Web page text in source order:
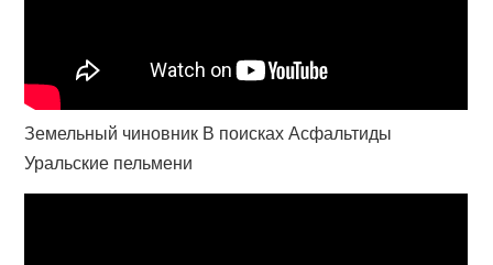
Земельный чиновник В поисках Асфальтиды
Уральские пельмени